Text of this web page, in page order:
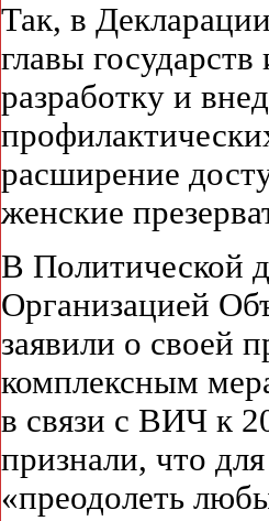
Так, в
главы
разработку и
расширение
женские
В Политической
Организацией
заявили о своей
комплексным
в связи с ВИЧ к
признали, что
«преодолеть